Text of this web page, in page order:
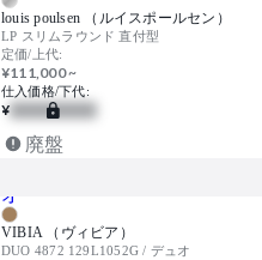
louis poulsen （ルイスポールセン）
LP スリムラウンド 直付型
定価/上代:
¥111,000 ~
仕入価格/下代:
¥
廃盤
VIBIA （ヴィビア）
DUO 4872 129L1052G / デュオ